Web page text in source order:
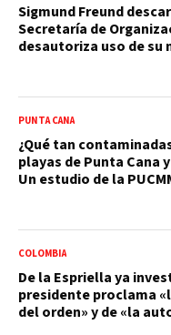
Sigmund Freund
Secretaría de
desautoriza uso de su
PUNTA CANA
¿Qué tan
playas de Punta Cana
Un estudio de la
COLOMBIA
De la Espriella ya
presidente proclama
del orden» y de «la